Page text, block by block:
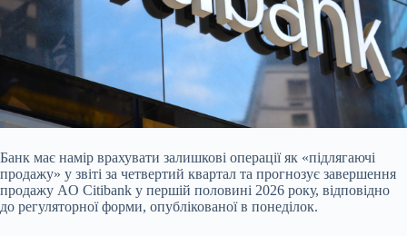
Банк має намір врахувати залишкові операції як «підлягаючі
продажу» у звіті за четвертий квартал та прогнозує завершення
продажу AO Citibank у першій половині 2026 року, відповідно
до регуляторної форми, опублікованої в понеділок.